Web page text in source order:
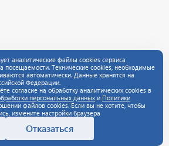
аналитические файлы cookies сервиса
посещаемости. Технические cookies, необходимые
автоматически. Данные хранятся на
Федерации.
согласие на обработку аналитических cookies в
персональных данных и Политики
файлов cookies. Если вы не хотите, чтобы
измените настройки браузера
Отказаться